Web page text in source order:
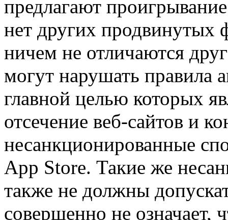
предлагают
нет других продвинутых
ничем не отличаются
могут нарушать правила
главной целью которых
отсечение веб-сайтов и
несанкционированные
App Store. Такие же
также не должны
совершенно не означает,